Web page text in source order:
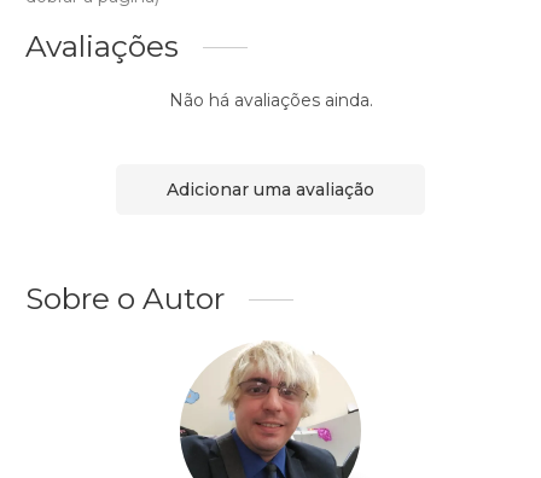
Avaliações
Não há avaliações ainda.
Adicionar uma avaliação
Sobre o Autor